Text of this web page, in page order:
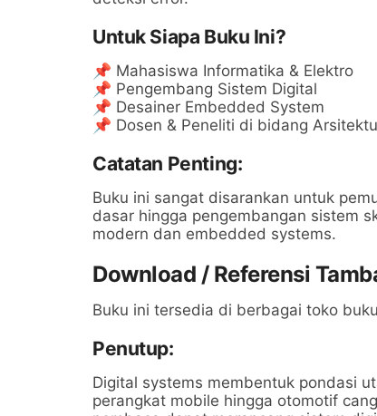
Untuk Siapa Buku Ini?
📌 Mahasiswa Informatika & Elektro
📌 Pengembang Sistem Digital
📌 Desainer Embedded System
📌 Dosen & Peneliti di bidang
Catatan Penting:
Buku ini sangat disarankan untuk
dasar hingga pengembangan sistem
modern dan embedded systems.
Download / Referensi
Buku ini tersedia di berbagai toko
Penutup:
Digital systems membentuk pondasi
perangkat mobile hingga otomotif